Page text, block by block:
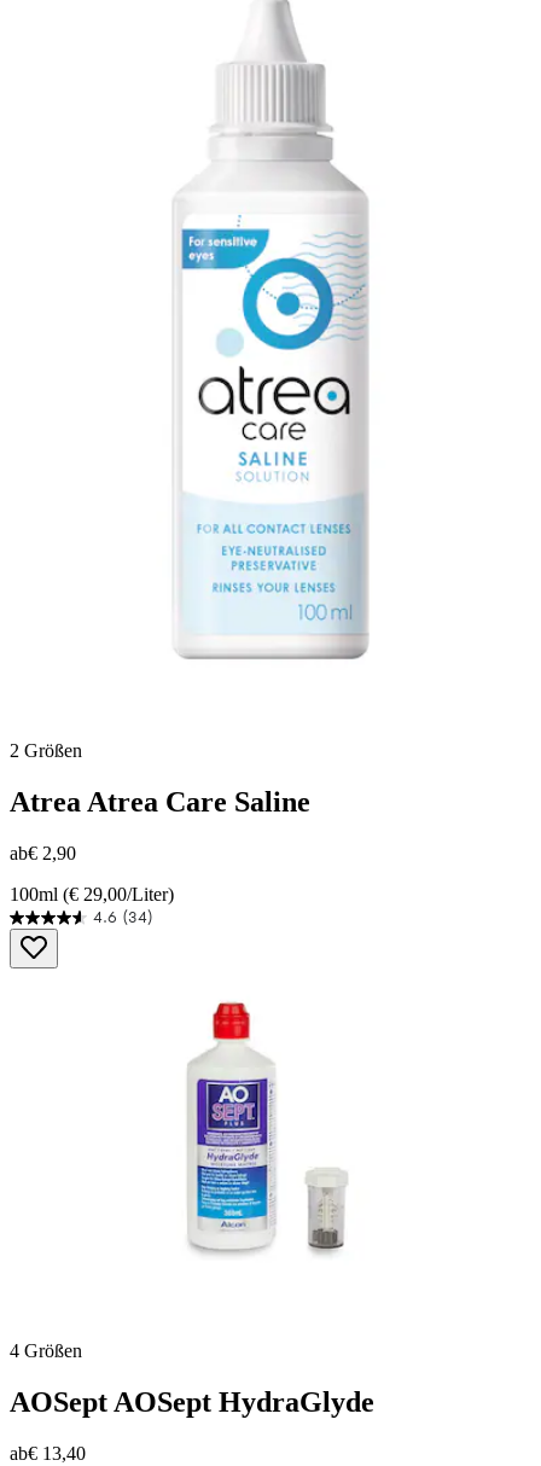
2 Größen
Atrea Atrea Care Saline
ab€ 2,90
100ml (€ 29,00/Liter)
4.6 (34)
4.6
von
5
4 Größen
AOSeptAOSept HydraGlyde
ab€ 13,40